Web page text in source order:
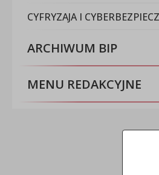
CYFRYZAJA I
ARCHIWUM BIP
MENU REDAKCYJNE